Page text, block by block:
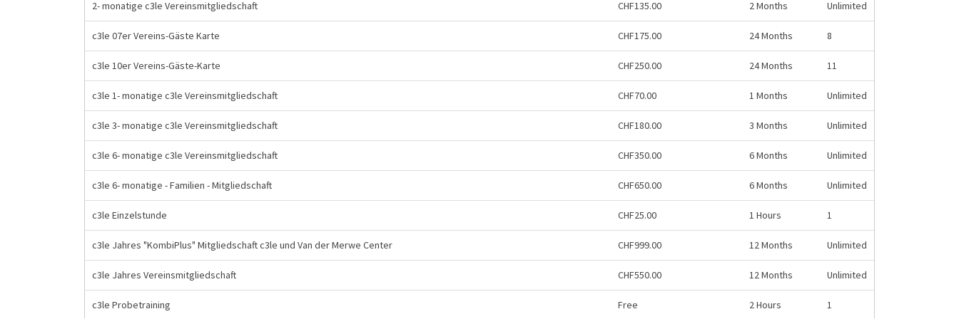
2- monatige c3le Vereinsmitgliedschaft CHF135.00 2 Months Unlimited
c3le 07er Vereins-Gäste Karte CHF175.00 24 Months 8
c3le 10er Vereins-Gäste-Karte CHF250.00 24 Months 11
c3le 1- monatige c3le Vereinsmitgliedschaft CHF70.00 1 Months Unlimited
c3le 3- monatige c3le Vereinsmitgliedschaft CHF180.00 3 Months Unlimited
c3le 6- monatige c3le Vereinsmitgliedschaft CHF350.00 6 Months Unlimited
c3le 6- monatige - Familien - Mitgliedschaft CHF650.00 6 Months Unlimited
c3le Einzelstunde CHF25.00 1 Hours 1
c3le Jahres "KombiPlus" Mitgliedschaft c3le und Van der Merwe Center CHF999.00 12 Months Unlimited
c3le Jahres Vereinsmitgliedschaft CHF550.00 12 Months Unlimited
c3le Probetraining Free 2 Hours 1